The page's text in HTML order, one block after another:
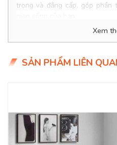
trọng và đẳng cấp, góp phần
Chất liệu:
Tình Trạng: Hàng mới - Còn
Delivery Free: Miễn Phí Giao
Hoà, TDM Bình Dương
DecoViet Chuyên
Ngủ Đẹp Giá Rẻ Tại
Xem
SẢN PHẨM LIÊN